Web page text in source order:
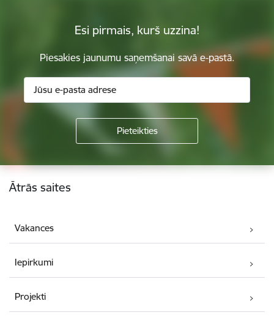
Esi pirmais, kurš uzzina!
Piesakies jaunumu saņemšanai savā e-pastā.
Kājene
Ātrās saites
Vakances
Iepirkumi
Projekti